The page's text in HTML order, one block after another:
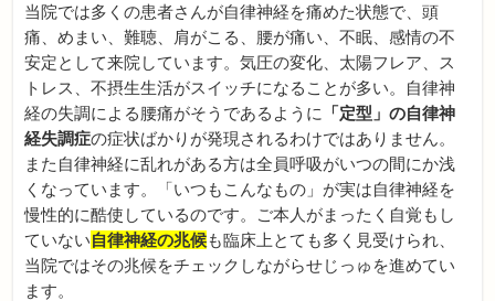
当院では多くの患者さんが自律神経を痛めた状態で、頭
痛、めまい、難聴、肩がこる、腰が痛い、不眠、感情の不
安定として来院しています。気圧の変化、太陽フレア、ス
トレス、不摂生生活がスイッチになることが多い。自律神
経の失調による腰痛がそうであるように
「定型」の自律神
経失調症の症状ばかりが発現されるわけではありません。
また自律神経に乱れがある方は全員呼吸がいつの間にか浅
くなっています。「いつもこんなもの」が実は自律神経を
慢性的に酷使しているのです。ご本人がまったく自覚もし
ていない自律神経の兆候も臨床上とても多く見受けられ、
当院ではその兆候をチェックしながらせじっゅを進めてい
ます。